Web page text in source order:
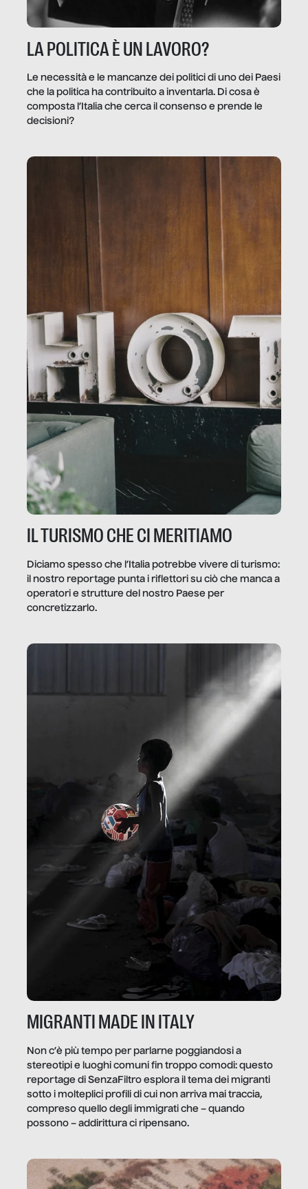
LA POLITICA È UN LAVORO?
Le necessità e le mancanze dei politici di uno dei Paesi
che la politica ha contribuito a inventarla. Di cosa è
composta l’Italia che cerca il consenso e prende le
decisioni?
IL TURISMO CHE CI MERITIAMO
Diciamo spesso che l’Italia potrebbe vivere di turismo:
il nostro reportage punta i riflettori su ciò che manca a
operatori e strutture del nostro Paese per
concretizzarlo.
MIGRANTI MADE IN ITALY
Non c’è più tempo per parlarne poggiandosi a
stereotipi e luoghi comuni fin troppo comodi: questo
reportage di SenzaFiltro esplora il tema dei migranti
sotto i molteplici profili di cui non arriva mai traccia,
compreso quello degli immigrati che – quando
possono – addirittura ci ripensano.